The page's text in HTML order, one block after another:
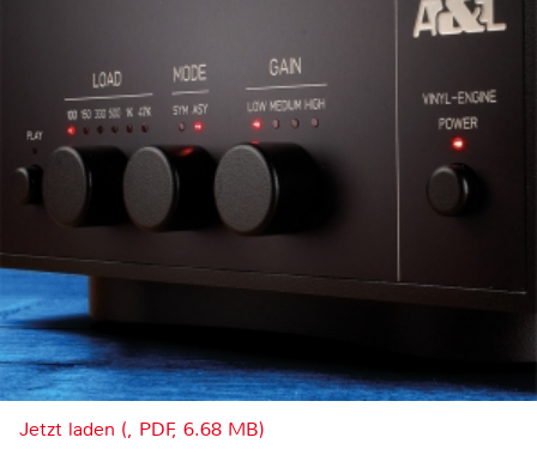
Jetzt laden (, PDF, 6.68 MB)